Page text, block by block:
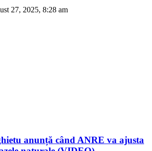
27, 2025, 8:28 am
anunță când ANRE va ajusta